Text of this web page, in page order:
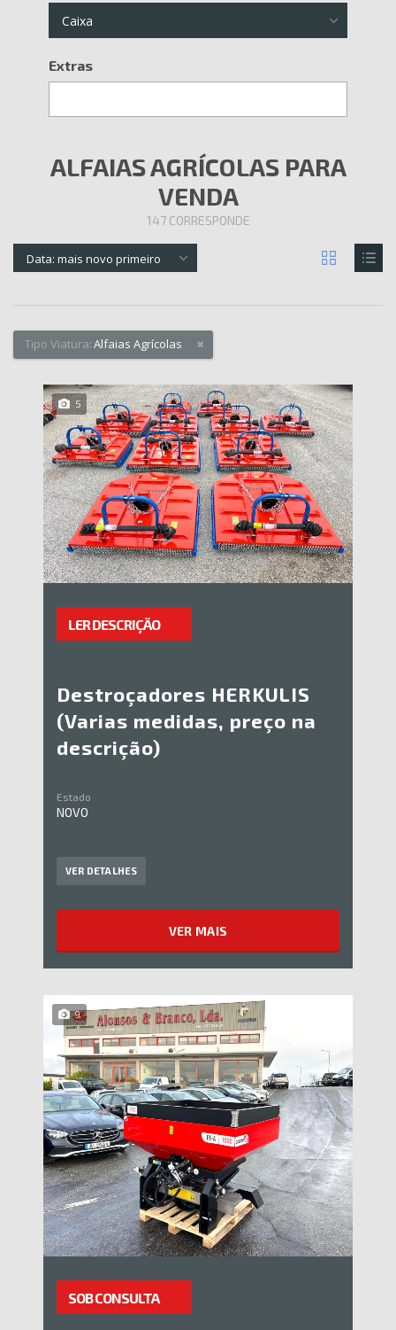
Caixa
Extras
ALFAIAS AGRÍCOLAS PARA
VENDA
147CORRESPONDE
Data: mais novo primeiro
Tipo Viatura:Alfaias Agrícolas
5
LER DESCRIÇÃO
Destroçadores HERKULIS
(Varias medidas, preço na
descrição)
Estado
NOVO
VER DETALHES
VER MAIS
9
SOB CONSULTA